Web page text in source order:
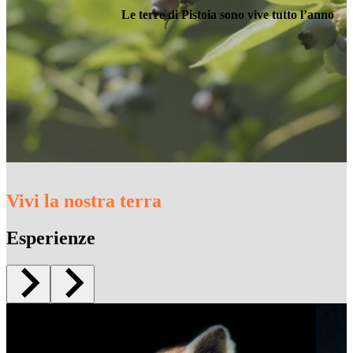
Le terre di Pistoia sono vive tutto l’anno
Vivi la nostra terra
Esperienze